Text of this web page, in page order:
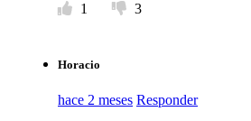
1
3
Horacio
hace 2 meses Responder